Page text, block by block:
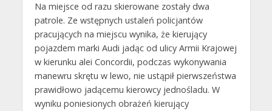
Na miejsce od razu skierowane zostały dwa
patrole. Ze wstępnych ustaleń policjantów
pracujących na miejscu wynika, że kierujący
pojazdem marki Audi jadąc od ulicy Armii Krajowej
w kierunku alei Concordii, podczas wykonywania
manewru skrętu w lewo, nie ustąpił pierwszeństwa
prawidłowo jadącemu kierowcy jednośladu. W
wyniku poniesionych obrażeń kierujący